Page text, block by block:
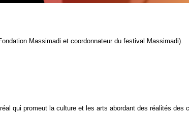
Mas­si­ma­di et coor­don­na­teur du fes­ti­val Mas­si­ma­di).
qui pro­meut la culture et les arts abor­dant des réa­li­tés